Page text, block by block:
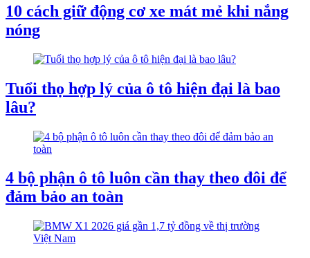
10 cách giữ động cơ xe mát mẻ khi nắng
nóng
Tuổi thọ hợp lý của ô tô hiện đại là bao
lâu?
4 bộ phận ô tô luôn cần thay theo đôi để
đảm bảo an toàn